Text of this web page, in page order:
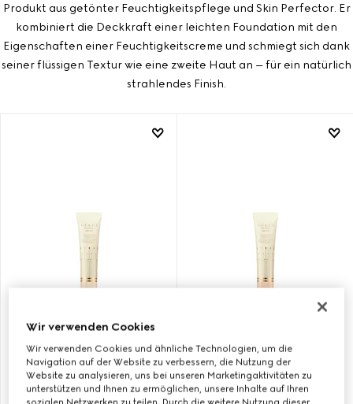
Produkt aus getönter Feuchtigkeitspflege und Skin Perfector. Er
kombiniert die Deckkraft einer leichten Foundation mit den
Eigenschaften einer Feuchtigkeitscreme und schmiegt sich dank
seiner flüssigen Textur wie eine zweite Haut an – für ein natürlich
strahlendes Finish.
11, GUCCI GLOW SKIN TINT
€ 55 € 55
Wir verwenden Cookies
Wir verwenden Cookies und ähnliche Technologien, um die
Navigation auf der Website zu verbessern, die Nutzung der
Website zu analysieren, uns bei unseren Marketingaktivitäten zu
unterstützen und Ihnen zu ermöglichen, unsere Inhalte auf Ihren